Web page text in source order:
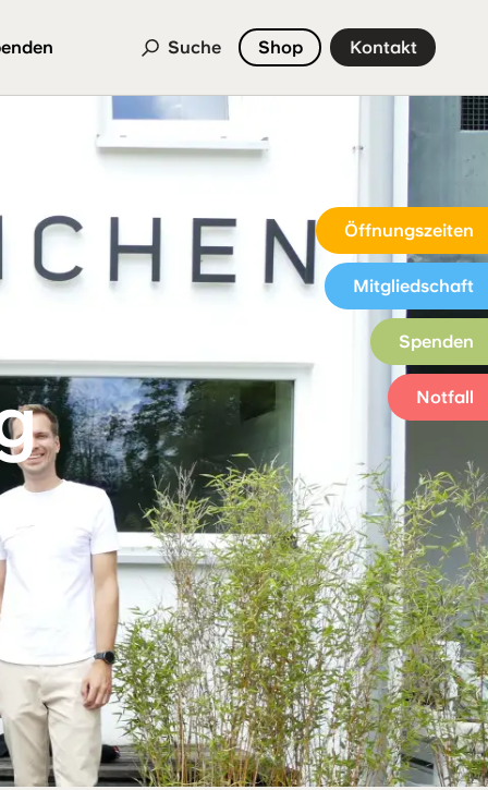
Öffnungszeiten
Mitgliedschaft
Spenden
Notfall
Suche Shop Kontakt